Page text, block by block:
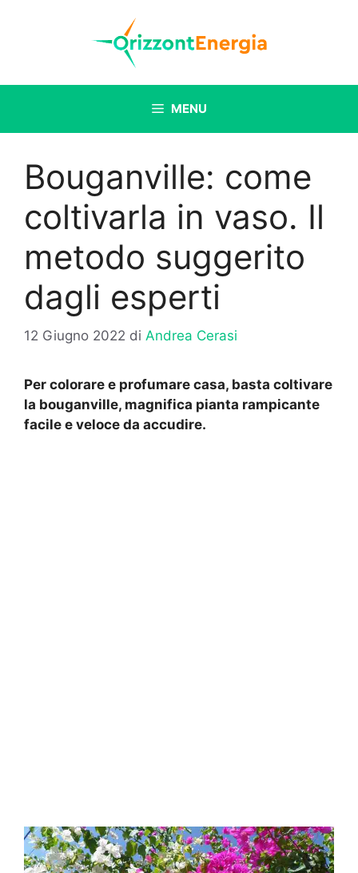
MENU
Bouganville: come
coltivarla in vaso. Il
metodo suggerito
dagli esperti
12 Giugno 2022 di Andrea Cerasi
Per colorare e profumare casa, basta coltivare
la bouganville, magnifica pianta rampicante
facile e veloce da accudire.